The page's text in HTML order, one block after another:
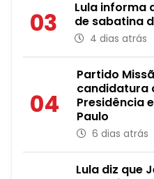
03
Lula informa
de sabatina
4 dias atrás
04
Partido
candidatura
Presidência
Paulo
6 dias atrás
Lula diz que